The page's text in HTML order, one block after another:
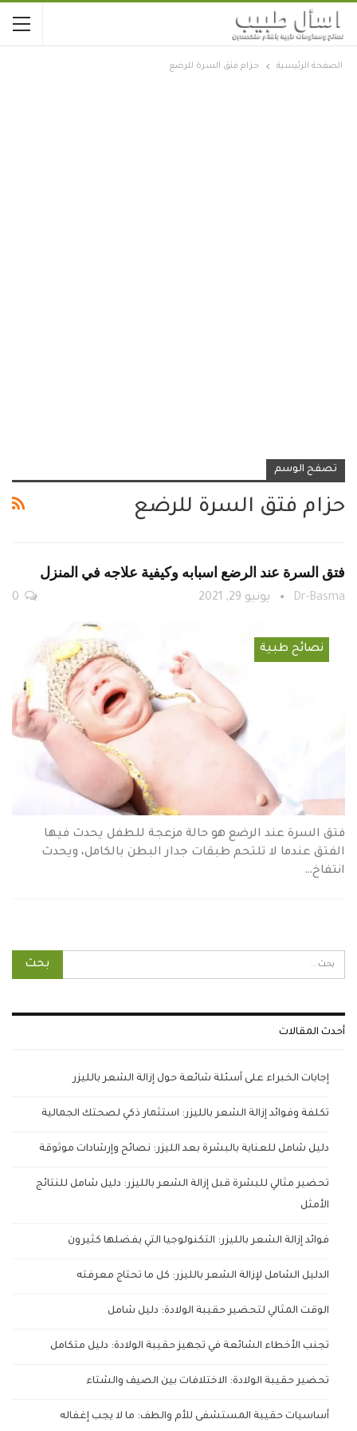
الصفحة الرئيسية حزام فتق السرة للرضع
تصفح الوسم
حزام فتق السرة للرضع
فتق السرة عند الرضع اسبابه وكيفية علاجه في المنزل
Dr-Basma يونيو 29, 2021
نصائح طبية
فتق السرة عند الرضع هو حالة مزعجة للطفل يحدث فيها
الفتق عندما لا تلتحم طبقات جدار البطن بالكامل، ويحدث
انتفاخ…
أحدث المقالات
إجابات الخبراء على أسئلة شائعة حول إزالة الشعر بالليزر
تكلفة وفوائد إزالة الشعر بالليزر: استثمار ذكي لصحتك الجمالية
دليل شامل للعناية بالبشرة بعد الليزر: نصائح وإرشادات موثوقة
تحضير مثالي للبشرة قبل إزالة الشعر بالليزر: دليل شامل للنتائج
الأمثل
فوائد إزالة الشعر بالليزر: التكنولوجيا التي يفضلها كثيرون
الدليل الشامل لإزالة الشعر بالليزر: كل ما تحتاج معرفته
الوقت المثالي لتحضير حقيبة الولادة: دليل شامل
تجنب الأخطاء الشائعة في تجهيز حقيبة الولادة: دليل متكامل
تحضير حقيبة الولادة: الاختلافات بين الصيف والشتاء
أساسيات حقيبة المستشفى للأم والطف: ما لا يجب إغفاله